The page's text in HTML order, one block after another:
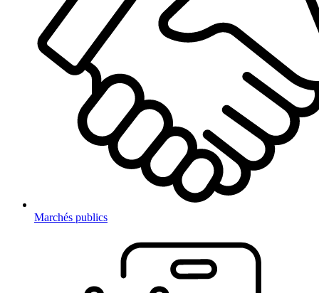
Marchés publics